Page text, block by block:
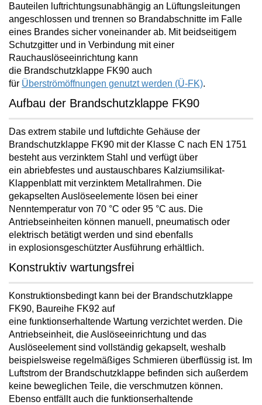
Bauteilen luftrichtungsunabhängig an Lüftungsleitungen
angeschlossen und trennen so Brandabschnitte im Falle
eines Brandes sicher voneinander ab. Mit beidseitigem
Schutzgitter und in Verbindung mit einer
Rauchauslöseeinrichtung kann
die Brandschutzklappe FK90 auch
für Überströmöffnungen genutzt werden (Ü-FK).
Aufbau der Brandschutzklappe FK90
Das extrem stabile und luftdichte Gehäuse der
Brandschutzklappe FK90 mit der Klasse C nach EN 1751
besteht aus verzinktem Stahl und verfügt über
ein abriebfestes und austauschbares Kalziumsilikat-
Klappenblatt mit verzinktem Metallrahmen. Die
gekapselten Auslöseelemente lösen bei einer
Nenntemperatur von 70 °C oder 95 °C aus. Die
Antriebseinheiten können manuell, pneumatisch oder
elektrisch betätigt werden und sind ebenfalls
in explosionsgeschützter Ausführung erhältlich.
Konstruktiv wartungsfrei
Konstruktionsbedingt kann bei der Brandschutzklappe
FK90, Baureihe FK92 auf
eine funktionserhaltende Wartung verzichtet werden. Die
Antriebseinheit, die Auslöseeinrichtung und das
Auslöseelement sind vollständig gekapselt, weshalb
beispielsweise regelmäßiges Schmieren überflüssig ist. Im
Luftstrom der Brandschutzklappe befinden sich außerdem
keine beweglichen Teile, die verschmutzen können.
Ebenso entfällt auch die funktionserhaltende